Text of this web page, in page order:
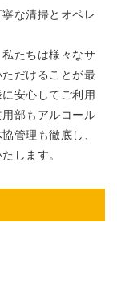
な清掃とオペレ
たちは様々なサ
だけることが最
安心してご利用
部もアルコール
管理も徹底し、
します。